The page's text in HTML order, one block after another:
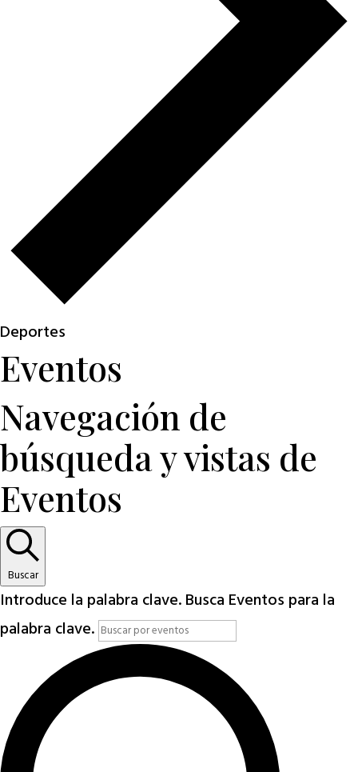
Deportes
Eventos
Navegación de
búsqueda y vistas de
Eventos
Buscar
Introduce la palabra clave. Busca Eventos para la
palabra clave.